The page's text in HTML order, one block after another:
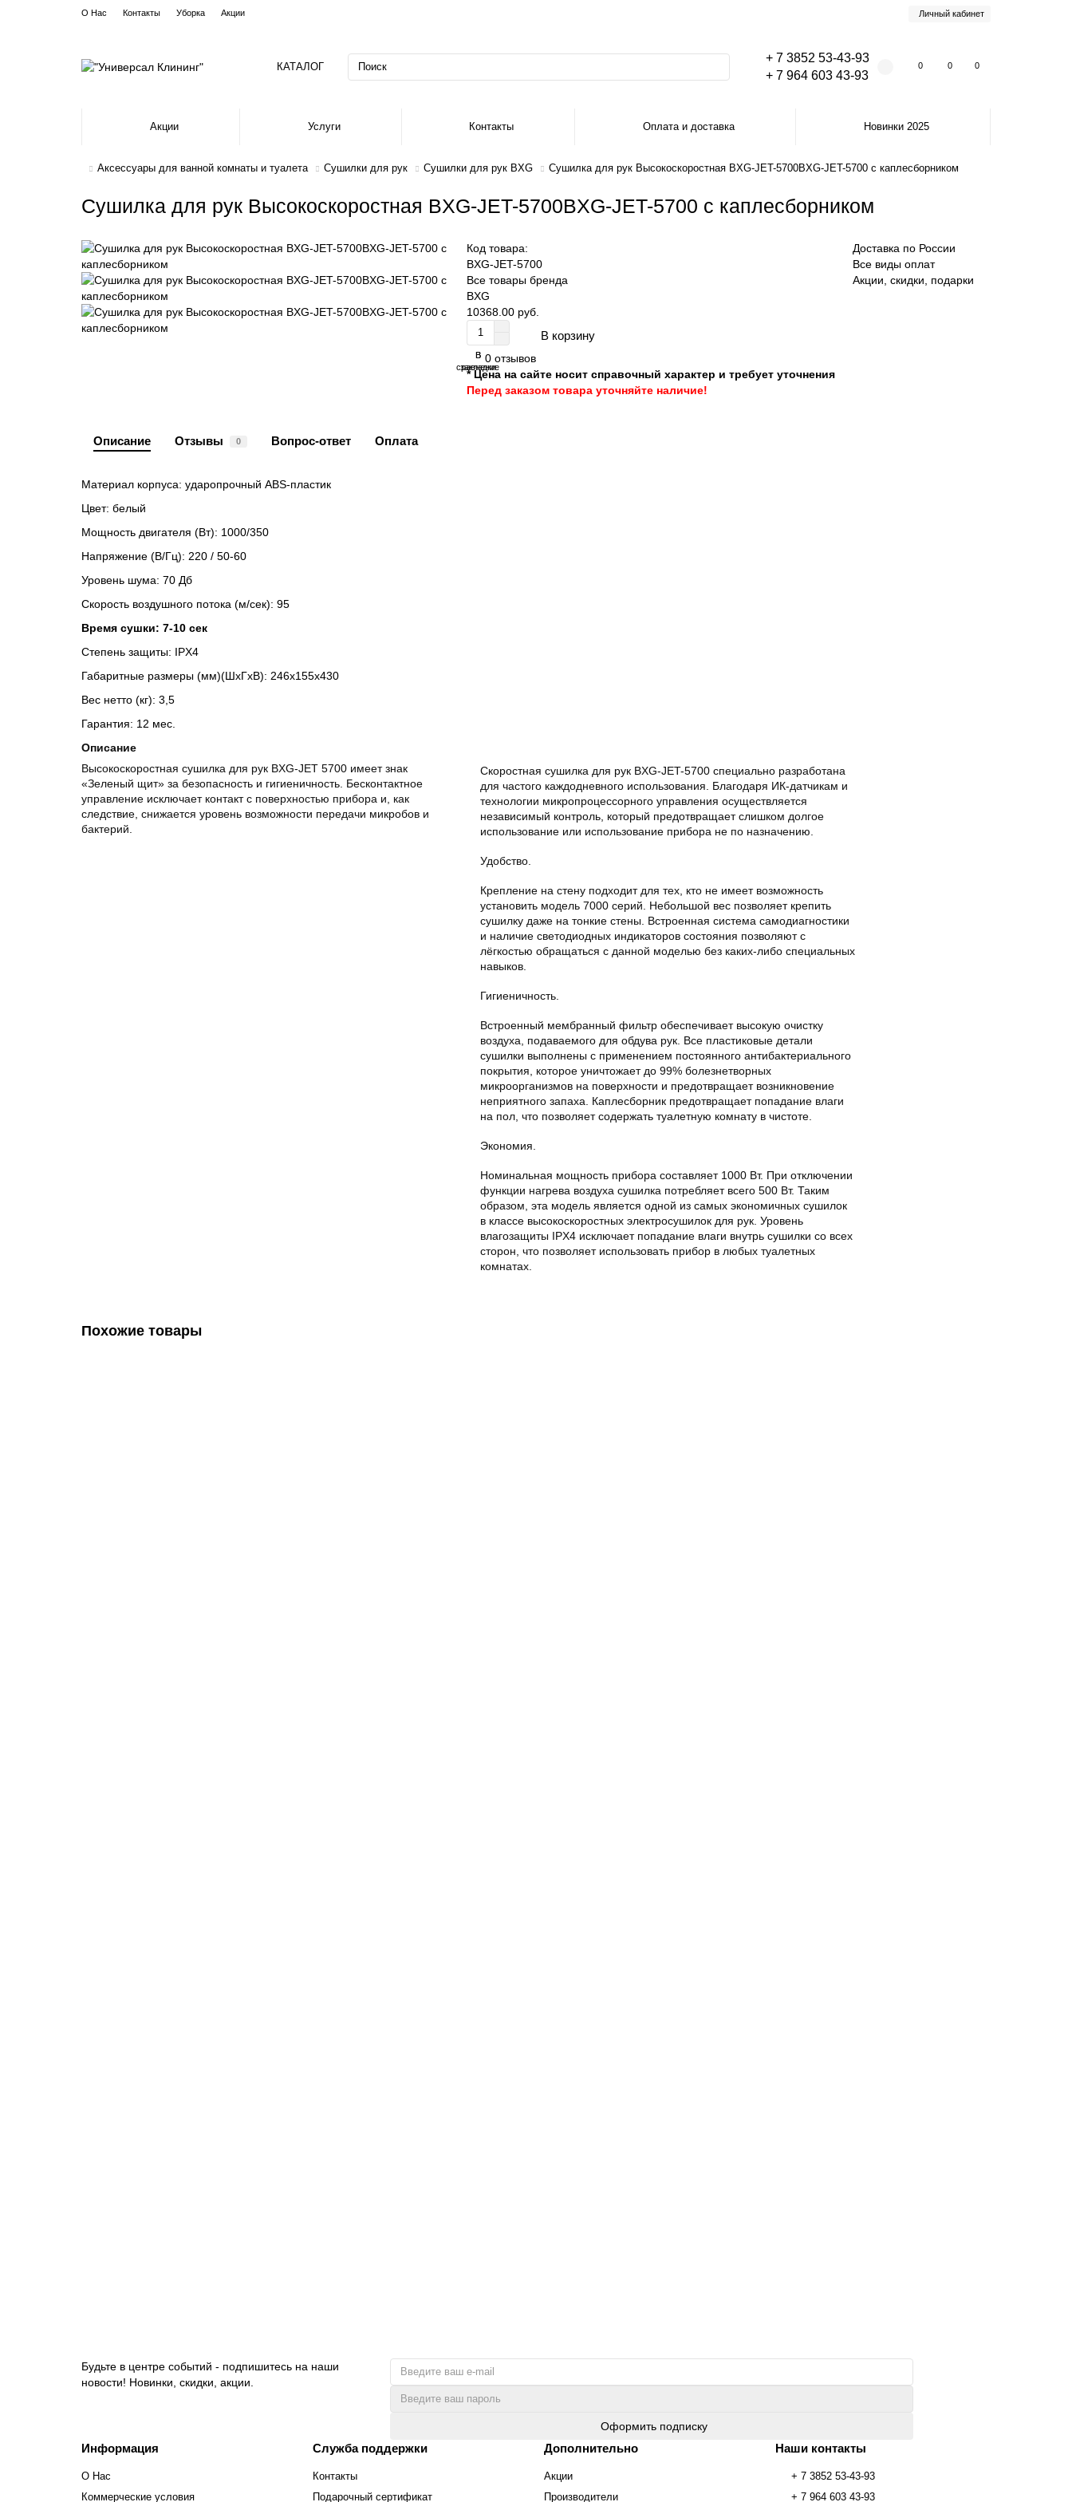
О Нас Контакты Уборка Акции Личный кабинет
КАТАЛОГ
+ 7 3852 53-43-93
+ 7 964 603 43-93
0 0 0
Акции Услуги Контакты Оплата и доставка Новинки 2025
Аксессуары для ванной комнаты и туалета Сушилки для рук Сушилки для рук BXG Сушилка для рук Высокоскоростная BXG-JET-5700BXG-JET-5700 с каплесборником
Сушилка для рук Высокоскоростная BXG-JET-5700BXG-JET-5700 с каплесборником
Код товара:
BXG-JET-5700
Все товары бренда
BXG
10368.00 руб.
В корзину
В
закладки
В
сравнение
0 отзывов
* Цена на сайте носит справочный характер и требует уточнения
Перед заказом товара уточняйте наличие!
Доставка по России
Все виды оплат
Акции, скидки, подарки
Описание Отзывы 0 Вопрос-ответ Оплата
Материал корпуса: ударопрочный ABS-пластик
Цвет: белый
Мощность двигателя (Вт): 1000/350
Напряжение (В/Гц): 220 / 50-60
Уровень шума: 70 Дб
Скорость воздушного потока (м/сек): 95
Время сушки: 7-10 сек
Степень защиты: IPX4
Габаритные размеры (мм)(ШхГхВ): 246х155х430
Вес нетто (кг): 3,5
Гарантия: 12 мес.
Описание
Высокоскоростная сушилка для рук BXG-JET 5700 имеет знак
«Зеленый щит» за безопасность и гигиеничность. Бесконтактное
управление исключает контакт с поверхностью прибора и, как
следствие, снижается уровень возможности передачи микробов и
бактерий.
Скоростная сушилка для рук BXG-JET-5700 специально разработана
для частого каждодневного использования. Благодаря ИК-датчикам и
технологии микропроцессорного управления осуществляется
независимый контроль, который предотвращает слишком долгое
использование или использование прибора не по назначению.
Удобство.
Крепление на стену подходит для тех, кто не имеет возможность
установить модель 7000 серий. Небольшой вес позволяет крепить
сушилку даже на тонкие стены. Встроенная система самодиагностики
и наличие светодиодных индикаторов состояния позволяют с
лёгкостью обращаться с данной моделью без каких-либо специальных
навыков.
Гигиеничность.
Встроенный мембранный фильтр обеспечивает высокую очистку
воздуха, подаваемого для обдува рук. Все пластиковые детали
сушилки выполнены с применением постоянного антибактериального
покрытия, которое уничтожает до 99% болезнетворных
микроорганизмов на поверхности и предотвращает возникновение
неприятного запаха. Каплесборник предотвращает попадание влаги
на пол, что позволяет содержать туалетную комнату в чистоте.
Экономия.
Номинальная мощность прибора составляет 1000 Вт. При отключении
функции нагрева воздуха сушилка потребляет всего 500 Вт. Таким
образом, эта модель является одной из самых экономичных сушилок
в классе высокоскоростных электросушилок для рук. Уровень
влагозащиты IPX4 исключает попадание влаги внутрь сушилки со всех
сторон, что позволяет использовать прибор в любых туалетных
комнатах.
Похожие товары
Будьте в центре событий - подпишитесь на наши
новости! Новинки, скидки, акции.
Оформить подписку
Информация
О Нас
Коммерческие условия
Служба поддержки
Контакты
Подарочный сертификат
Дополнительно
Акции
Производители
Наши контакты
+ 7 3852 53-43-93
+ 7 964 603 43-93